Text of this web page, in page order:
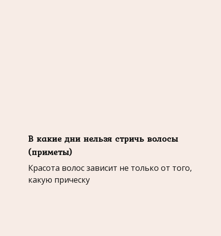
В какие дни нельзя стричь волосы
(приметы)
Красота волос зависит не только от того,
какую прическу